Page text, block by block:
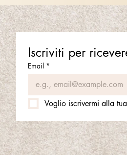
Iscriviti per
Email *
Voglio iscrivermi alla